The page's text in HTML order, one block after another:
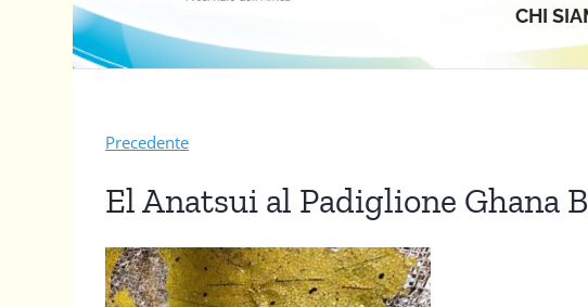
CHI
Precedente
El Anatsui al Padiglione Ghana